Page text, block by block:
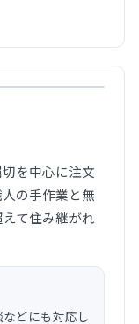
を中心に注文
の手作業と無
て住み継がれ
どにも対応し